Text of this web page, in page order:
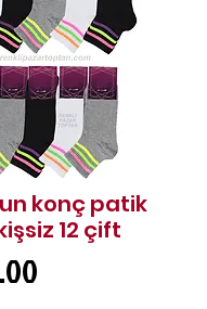
konç patik
12 çift